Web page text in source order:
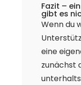
Fazit –
gibt es
Wenn du
eine
zunächst